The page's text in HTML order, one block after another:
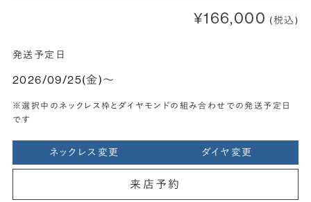
¥166,000 (税込)
発送予定日
2026/09/25(金)〜
※選択中のネックレス枠とダイヤモンドの組み合わせでの発送予定日
です
ネックレス変更 ダイヤ変更
来店予約